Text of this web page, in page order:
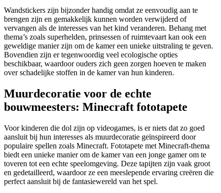
Wandstickers zijn bijzonder handig omdat ze eenvoudig aan te
brengen zijn en gemakkelijk kunnen worden verwijderd of
vervangen als de interesses van het kind veranderen. Behang met
thema’s zoals superhelden, prinsessen of ruimtevaart kan ook een
geweldige manier zijn om de kamer een unieke uitstraling te geven.
Bovendien zijn er tegenwoordig veel ecologische opties
beschikbaar, waardoor ouders zich geen zorgen hoeven te maken
over schadelijke stoffen in de kamer van hun kinderen.
Muurdecoratie voor de echte
bouwmeesters: Minecraft fototapete
Voor kinderen die dol zijn op videogames, is er niets dat zo goed
aansluit bij hun interesses als muurdecoratie geïnspireerd door
populaire spellen zoals Minecraft. Fototapete met Minecraft-thema
biedt een unieke manier om de kamer van een jonge gamer om te
toveren tot een echte speelomgeving. Deze tapijten zijn vaak groot
en gedetailleerd, waardoor ze een meeslepende ervaring creëren die
perfect aansluit bij de fantasiewereld van het spel.